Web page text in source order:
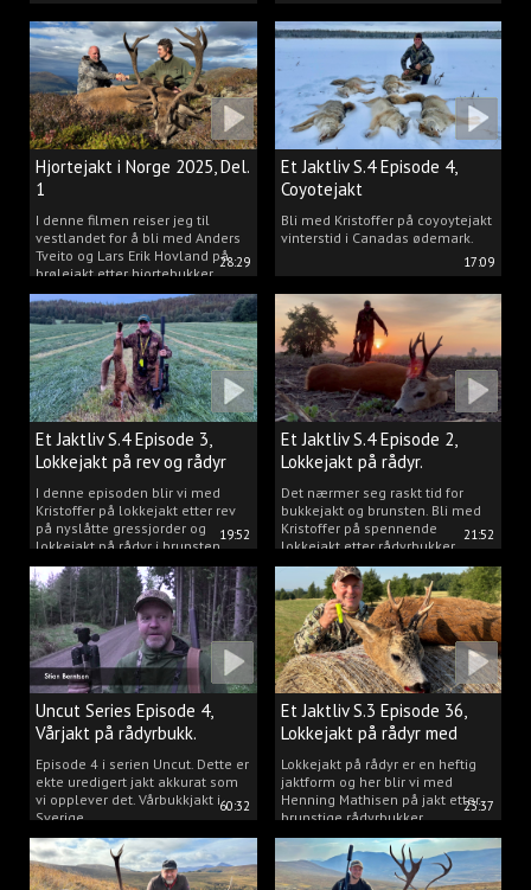
28:29
Hjortejakt i Norge 2025, Del.
1
I denne filmen reiser jeg til
vestlandet for å bli med Anders
Tveito og Lars Erik Hovland på
brølejakt etter hjortebukker.
17:09
Et Jaktliv S.4 Episode 4,
Coyotejakt
Bli med Kristoffer på coyoytejakt
vinterstid i Canadas ødemark.
19:52
Et Jaktliv S.4 Episode 3,
Lokkejakt på rev og rådyr
2025.
I denne episoden blir vi med
Kristoffer på lokkejakt etter rev
på nyslåtte gressjorder og
lokkejakt på rådyr i brunsten.
21:52
Et Jaktliv S.4 Episode 2,
Lokkejakt på rådyr.
Det nærmer seg raskt tid for
bukkejakt og brunsten. Bli med
Kristoffer på spennende
lokkejakt etter rådyrbukker.
60:32
Uncut Series Episode 4,
Vårjakt på rådyrbukk.
Episode 4 i serien Uncut. Dette er
ekte uredigert jakt akkurat som
vi opplever det. Vårbukkjakt i
Sverige.
23:37
Et Jaktliv S.3 Episode 36,
Lokkejakt på rådyr med
Henning Mathisen
Lokkejakt på rådyr er en heftig
jaktform og her blir vi med
Henning Mathisen på jakt etter
brunstige rådyrbukker.